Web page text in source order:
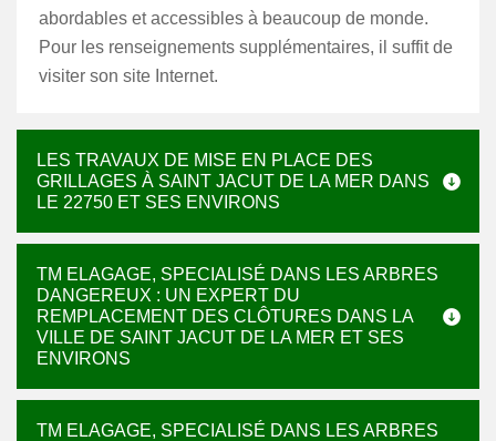
abordables et accessibles à beaucoup de monde.
Pour les renseignements supplémentaires, il suffit de
visiter son site Internet.
LES TRAVAUX DE MISE EN PLACE DES
GRILLAGES À SAINT JACUT DE LA MER DANS
LE 22750 ET SES ENVIRONS
TM ELAGAGE, SPECIALISÉ DANS LES ARBRES
DANGEREUX : UN EXPERT DU
REMPLACEMENT DES CLÔTURES DANS LA
VILLE DE SAINT JACUT DE LA MER ET SES
ENVIRONS
TM ELAGAGE, SPECIALISÉ DANS LES ARBRES